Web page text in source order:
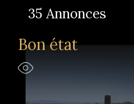
35 Annonces
Bon état